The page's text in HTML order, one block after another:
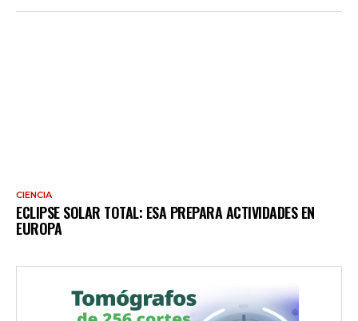
CIENCIA
ECLIPSE SOLAR TOTAL: ESA PREPARA ACTIVIDADES EN
EUROPA